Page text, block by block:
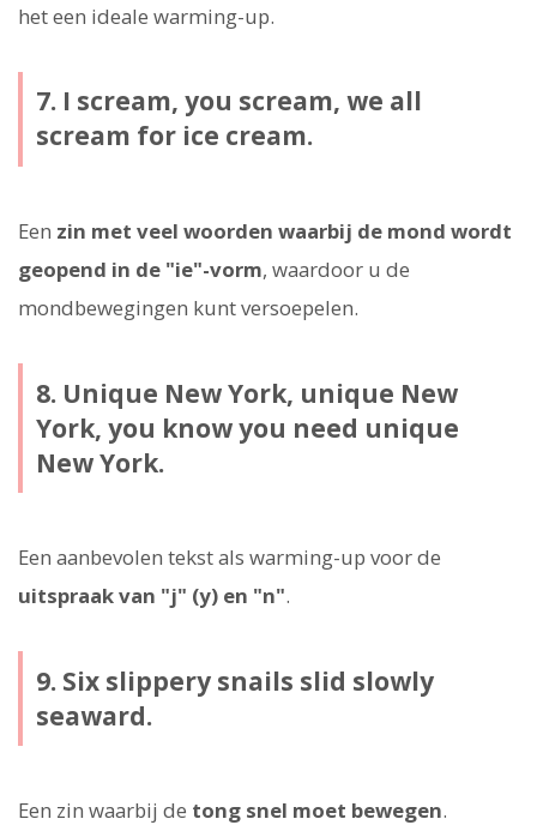
het een ideale warming-up.
7. I scream, you scream, we all
scream for ice cream.
Een zin met veel woorden waarbij de mond wordt
geopend in de "ie"-vorm, waardoor u de
mondbewegingen kunt versoepelen.
8. Unique New York, unique New
York, you know you need unique
New York.
Een aanbevolen tekst als warming-up voor de
uitspraak van "j" (y) en "n".
9. Six slippery snails slid slowly
seaward.
Een zin waarbij de tong snel moet bewegen.